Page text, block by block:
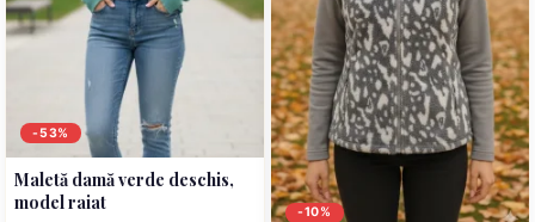
-53%
Maletă damă verde deschis,
model raiat
-10%